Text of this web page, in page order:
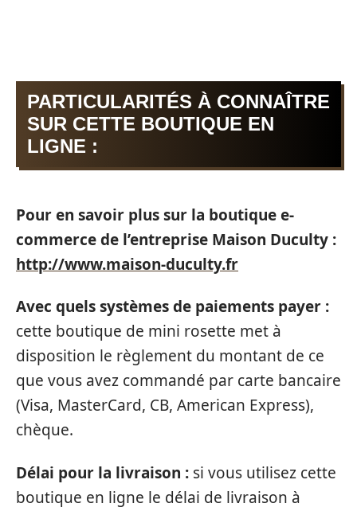
PARTICULARITÉS À CONNAÎTRE
SUR CETTE BOUTIQUE EN
LIGNE :
Pour en savoir plus sur la boutique e-
commerce de l’entreprise Maison Duculty :
http://www.maison-duculty.fr
Avec quels systèmes de paiements payer :
cette boutique de mini rosette met à
disposition le règlement du montant de ce
que vous avez commandé par carte bancaire
(Visa, MasterCard, CB, American Express),
chèque.
Délai pour la livraison : si vous utilisez cette
boutique en ligne le délai de livraison à